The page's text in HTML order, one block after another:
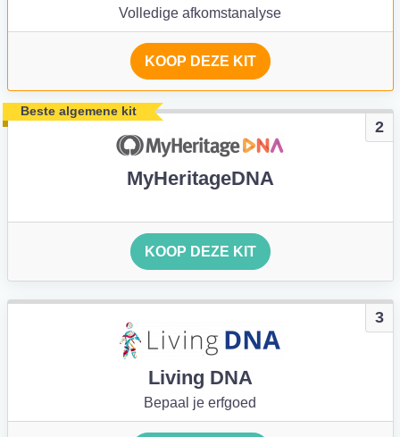
Volledige afkomstanalyse
KOOP DEZE KIT
Beste algemene kit
2
MyHeritageDNA
KOOP DEZE KIT
3
Living DNA
Bepaal je erfgoed